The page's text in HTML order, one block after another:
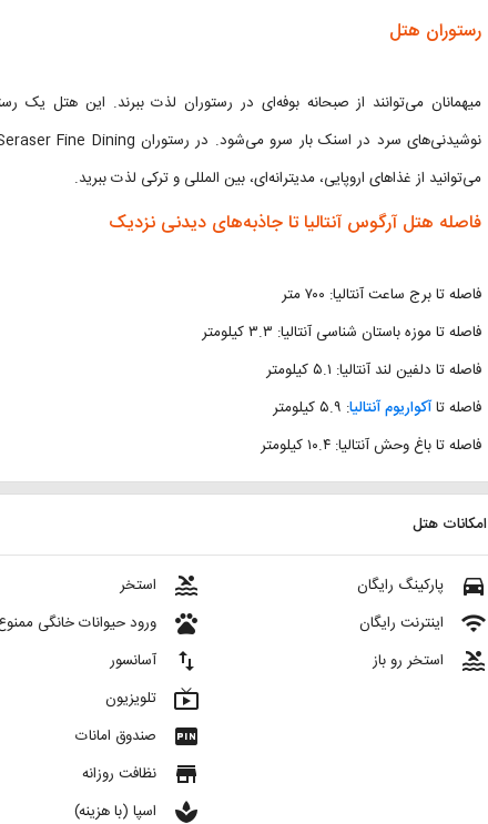
رستوران هتل
میهمانان می‌توانند از صبحانه بوفه‌ای در رستوران لذت ببرند. این هتل یک
می‌توانید از غذاهای اروپایی، مدیترانه‌ای، بین المللی و ترکی لذت ببرید.
فاصله هتل آرگوس آنتالیا تا جاذبه‌های دیدنی نزدیک
فاصله تا برج ساعت آنتالیا: ۷۰۰ متر
فاصله تا موزه باستان شناسی آنتالیا: ۳.۳ کیلومتر
فاصله تا دلفین لند آنتالیا: ۵.۱ کیلومتر
فاصله تاآکواریوم آنتالیا: ۵.۹ کیلومتر
فاصله تا باغ وحش آنتالیا: ۱۰.۴ کیلومتر
امکانات هتل
pool استخر
pets ورود حیوانات خانگی
import_export آسانسور
live_tv تلویزیون
fiber_pin صندوق امانات
store نظافت روزانه
spa اسپا (با هزینه)
directions_car پارکینگ رایگان
wifi اینترنت رایگان
pool استخر رو باز